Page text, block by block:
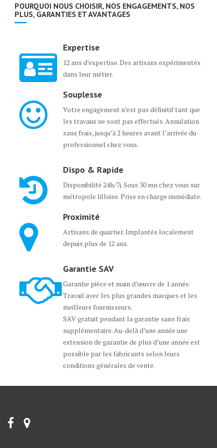
POURQUOI NOUS CHOISIR, NOS ENGAGEMENTS, NOS
PLUS, GARANTIES ET AVANTAGES
Expertise
12 ans d’expertise. Des artisans expérimentés
dans leur métier.
Souplesse
Votre engagement n’est pas définitif tant que
les travaux ne sont pas effectués. Annulation
sans frais, jusqu’à 2 heures avant l’arrivée du
professionnel chez vous.
Dispo & Rapide
Disponibilité 24h/7j. Sous 30 mn chez vous sur
métropole lilloise. Prise en charge immédiate.
Proximité
Artisans de quartier. Implantés localement
depuis plus de 12 ans.
Garantie SAV
Garantie pièce et main d’œuvre de 1 année.
Travail avec les plus grandes marques et les
meilleurs fournisseurs.
SAV gratuit pendant la garantie sans frais
supplémentaire. Au-delà d’une année une
extension de garantie de plus d’une année est
possible par les fabricants selon leurs
conditions générales de vente.